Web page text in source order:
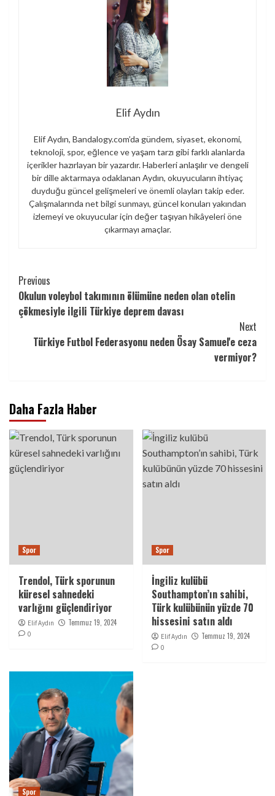
Elif Aydın
Elif Aydın, Bandalogy.com’da gündem, siyaset, ekonomi,
teknoloji, spor, eğlence ve yaşam tarzı gibi farklı alanlarda
içerikler hazırlayan bir yazardır. Haberleri anlaşılır ve dengeli
bir dille aktarmaya odaklanan Aydın, okuyucuların ihtiyaç
duyduğu güncel gelişmeleri ve önemli olayları takip eder.
Çalışmalarında net bilgi sunmayı, güncel konuları yakından
izlemeyi ve okuyucular için değer taşıyan hikâyeleri öne
çıkarmayı amaçlar.
Continue
Reading
Previous
Okulun voleybol takımının ölümüne neden olan otelin
çökmesiyle ilgili Türkiye deprem davası
Next
Türkiye Futbol Federasyonu neden Ösay Samuel'e ceza
vermiyor?
Daha Fazla Haber
Spor
Trendol, Türk sporunun
küresel sahnedeki
varlığını güçlendiriyor
Elif Aydın Temmuz 19, 2024
0
Spor
İngiliz kulübü
Southampton’ın sahibi,
Türk kulübünün yüzde 70
hissesini satın aldı
Elif Aydın Temmuz 19, 2024
0
Spor